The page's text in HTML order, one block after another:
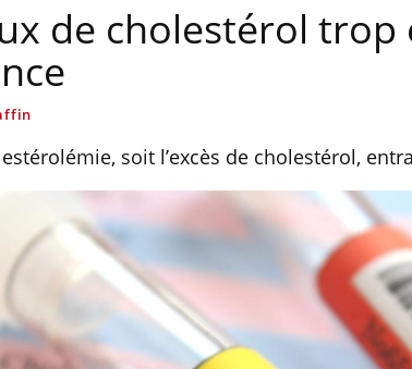
de cholestérol trop
soit l’excès de cholestérol,